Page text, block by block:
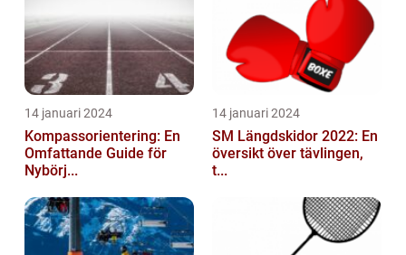
14 januari 2024
Kompassorientering: En
Omfattande Guide för
Nybörj...
14 januari 2024
SM Längdskidor 2022: En
översikt över tävlingen,
t...